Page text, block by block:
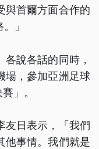
與首爾方面合作的
」
說各話的同時，
場，參加亞洲足球
」。
友日表示，「我們
他事情。我們就是